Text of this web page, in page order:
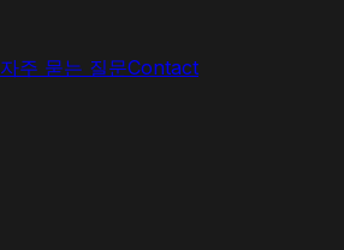
자주 묻는 질문Contact